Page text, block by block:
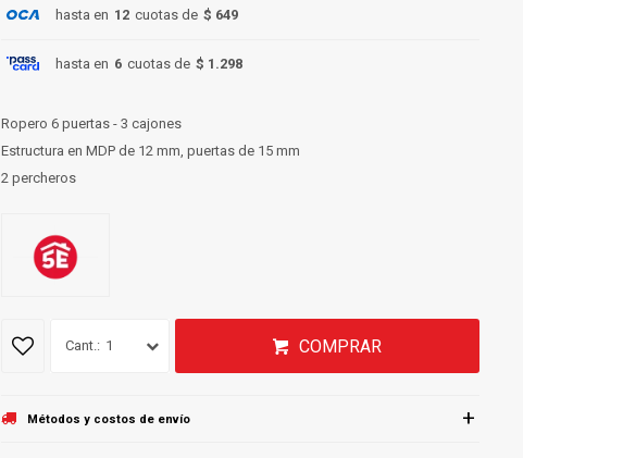
hasta en 12 cuotas de $ 649
hasta en 6 cuotas de $ 1.298
Ropero 6 puertas - 3 cajones
Estructura en MDP de 12 mm, puertas de 15 mm
2 percheros
1 COMPRAR
Métodos y costos de envío